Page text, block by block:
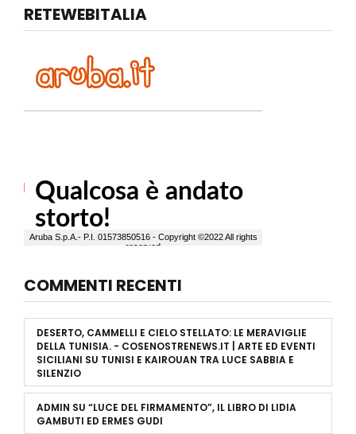
RETEWEBITALIA
COMMENTI RECENTI
DESERTO, CAMMELLI E CIELO STELLATO: LE MERAVIGLIE
DELLA TUNISIA. - COSENOSTRENEWS.IT | ARTE ED EVENTI
SICILIANI SU TUNISI E KAIROUAN TRA LUCE SABBIA E
SILENZIO
ADMIN SU “LUCE DEL FIRMAMENTO”, IL LIBRO DI LIDIA
GAMBUTI ED ERMES GUDI